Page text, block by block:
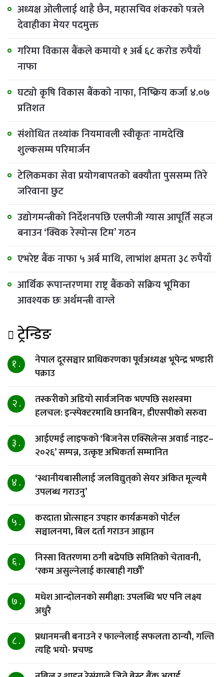
अध्यक्ष ओलीलाई थाहै छैन, महासचिव शंकरको पत्रले
देवाहीका मेयर पदमुक्त
गरिमा विकास बैंकले कमायो १ अर्ब ६८ करोड रुपैयाँ
नाफा
घट्यो कृषि विकास बैंकको नाफा, निष्क्रिय कर्जा ४.०७
प्रतिशत
संशोधित तथ्यांक नियमावली स्वीकृतः नामदेखि
शुल्कसम्म परिमार्जन
टेलिकमका सेवा प्रयोगबापतको बक्यौता पुससम्म तिरे
जरिवाना छुट
उद्योगमन्त्रीको निर्देशनपछि एलपीजी ग्यास आपूर्ति सहज
बनाउन ‘क्विक रेस्पोन्स टिम’ गठन
एभरेष्ट बैंक नाफा ५ अर्ब माथि, लाभांश क्षमता ३८ रुपैयाँ
आर्थिक रूपान्तरणमा राष्ट्र बैंकको सक्रिय भूमिका
आवश्यक छः अर्थमन्त्री वाग्ले
ट्रेन्डिङ
१ .
नेपाल दूरसञ्चार प्राधिकरणका पूर्वअध्यक्ष भूपेन्द्र भण्डारी
पक्राउ
२ .
तस्करीको अडियो सार्वजनिक भएपछि सशस्त्रमा
हलचल: इन्स्पेक्टरमाथि छानबिन, डीएसपीको सरुवा
३ .
आईएमई लाइफको ‘बिजनेस एक्सिलेन्स अवार्ड नाइट–
२०२६’ सम्पन्न, उत्कृष्ट अभिकर्ता सम्मानित
४ .
‘स्थानीयबासीलाई जलविद्युत्‌को सेयर अंकित मूल्यमै
उपलब्ध गराउनु’
५ .
करदाता प्रोत्साहन उपहार कार्यक्रमको पोर्टल
सञ्चालनमा, बिल दर्ता गराउन आह्वान
६ .
निस्सा वितरणमा ठगी बढेपछि समितिको चेतावनी,
‘रकम असुल्नेलाई कारबाही गर्छाैं’
७ .
मधेश आन्दोलनको समीक्षा: उपलब्धि भए पनि लक्ष्य
अधुरै
८ .
प्रधानमन्त्री बनाउने र फाल्नेलाई सफलता ठान्यौ, गल्ति
त्यहि भयो- प्रचण्ड